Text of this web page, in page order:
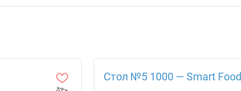
Стол №5 1000 — Smart Food